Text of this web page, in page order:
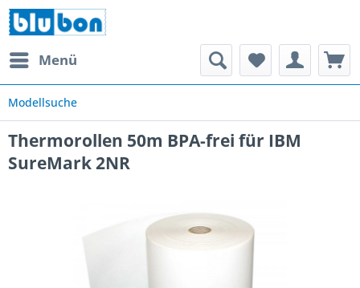
Menü
Modellsuche
Thermorollen 50m BPA-frei für IBM
SureMark 2NR